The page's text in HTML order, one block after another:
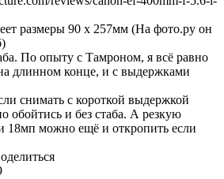
размеры 90 х 257мм (На фото.ру он
По опыту с Тамроном, я всё равно
длинном конце, и с выдержками
снимать с короткой выдержкой
обойтись и без стаба. А резкую
18мп можно ещё и откропить если